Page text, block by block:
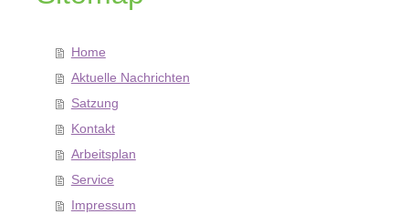
Home
Aktuelle Nachrichten
Satzung
Kontakt
Arbeitsplan
Service
Impressum